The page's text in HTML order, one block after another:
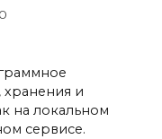
0
хранения и
на локальном
сервисе.